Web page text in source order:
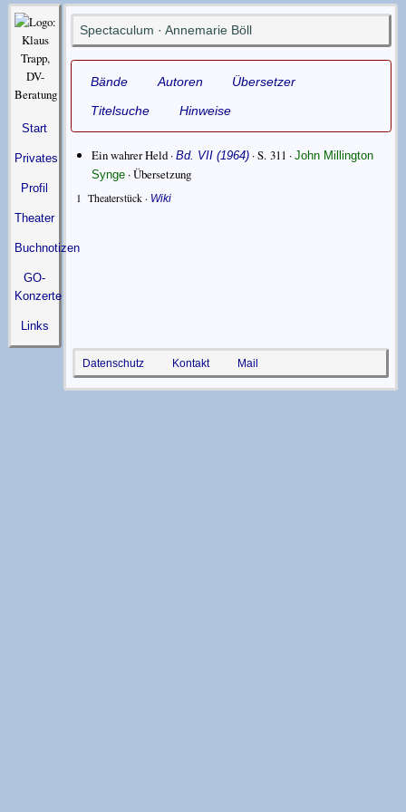
Start
Privates
Profil
Theater
Buchnotizen
GO-
Konzerte
Links
Spectaculum · Annemarie Böll
Bände Autoren
Übersetzer
Titelsuche
Hinweise
Ein wahrer Held ·Bd. VII (1964) · S. 311 ·John Millington
Synge ·Übersetzung
1 Theaterstück · Wiki
Datenschutz Kontakt Mail